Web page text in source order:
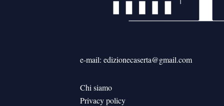
e-mail: edizionecaserta@gmail.com
Chi siamo
Privacy policy